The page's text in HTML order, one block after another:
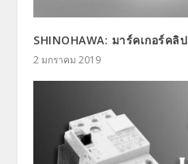
SHINOHAWA: มาร์คเกอร์คลิป
2 มกราคม 2019